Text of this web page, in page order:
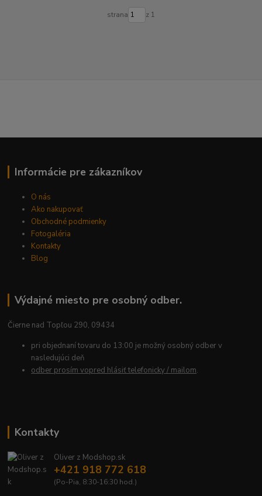
strana z 1
Informácie pre zákazníkov
O nás
Ako nakupovať
Obchodné podmienky
Fotogaléria
Kontakty
Blog
Výdajné miesto pre osobný odber.
Čierne nad Topľou 290, 09434
pri objednaní tovaru do 13:00 je možný osobný odber v
nasledujúci deň
odber prosím vopred hlásiť telefonicky / mailom.
Kontakty
Oliver z Modshop.sk
+421 918 772 618
(Po-Pia, 8:30-16:30 hod.)